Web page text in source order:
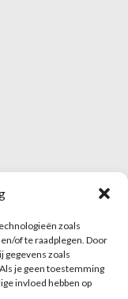
zoals
of te raadplegen. Door
gegevens zoals
je geen toestemming
invloed hebben op